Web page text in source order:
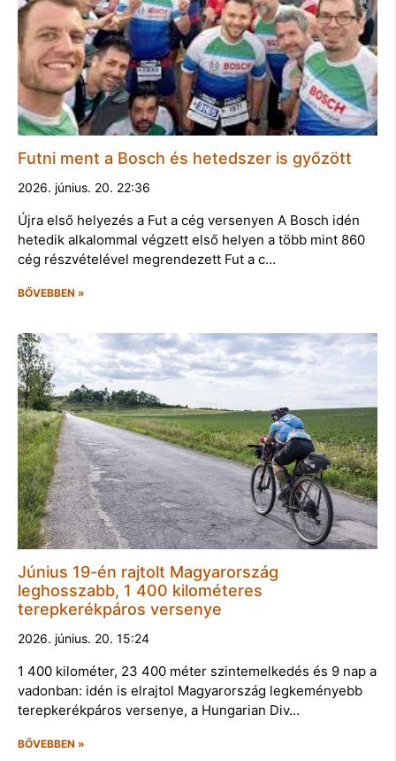
Futni ment a Bosch és hetedszer is győzött
2026. június. 20. 22:36
Újra első helyezés a Fut a cég versenyen A Bosch idén
hetedik alkalommal végzett első helyen a több mint 860
cég részvételével megrendezett Fut a c…
BŐVEBBEN »
Június 19-én rajtolt Magyarország
leghosszabb, 1 400 kilométeres
terepkerékpáros versenye
2026. június. 20. 15:24
1 400 kilométer, 23 400 méter szintemelkedés és 9 nap a
vadonban: idén is elrajtol Magyarország legkeményebb
terepkerékpáros versenye, a Hungarian Div…
BŐVEBBEN »